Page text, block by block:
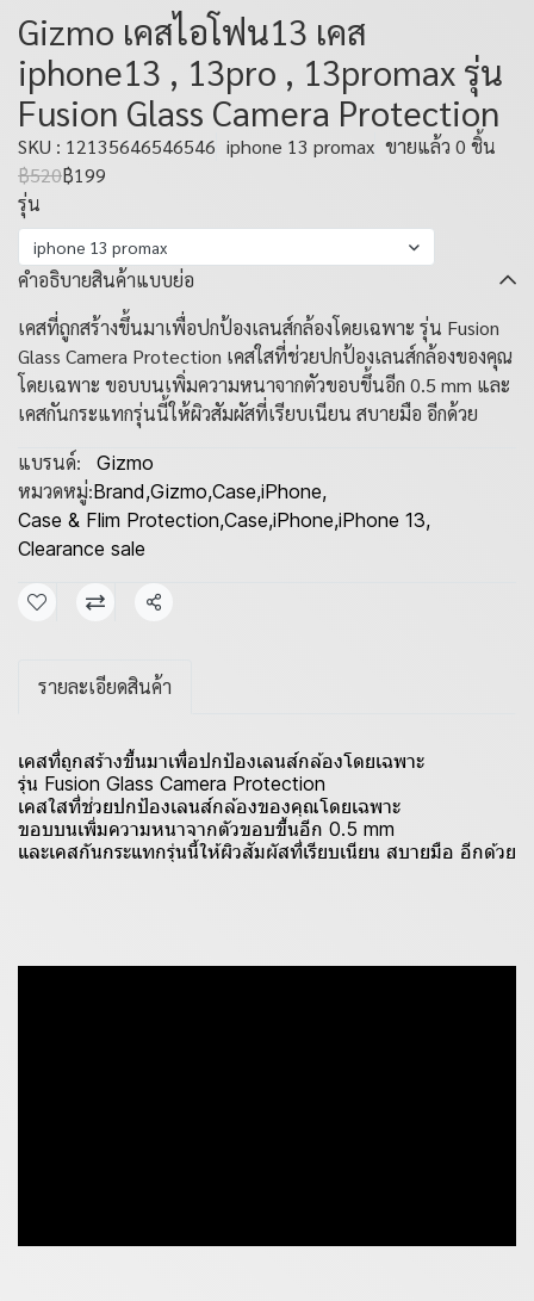
Gizmo เคสไอโฟน13 เคส
iphone13 , 13pro , 13promax รุ่น
Fusion Glass Camera Protection
SKU : 12135646546546 iphone 13 promax ขายแล้ว 0 ชิ้น
฿520฿199
รุ่น
iphone 13 promax
คำอธิบายสินค้าแบบย่อ
เคสที่ถูกสร้างขึ้นมาเพื่อปกป้องเลนส์กล้องโดยเฉพาะ รุ่น Fusion
Glass Camera Protection เคสใสที่ช่วยปกป้องเลนส์กล้องของคุณ
โดยเฉพาะ ขอบบนเพิ่มความหนาจากตัวขอบขึ้นอีก 0.5 mm และ
เคสกันกระแทกรุ่นนี้ให้ผิวสัมผัสที่เรียบเนียน สบายมือ อีกด้วย
แบรนด์:
Gizmo
หมวดหมู่:Brand,Gizmo,Case,iPhone,
Case & Flim Protection,Case,iPhone,iPhone 13,
Clearance sale
แชร์
รายละเอียดสินค้า
เคสที่ถูกสร้างขึ้นมาเพื่อปกป้องเลนส์กล้องโดยเฉพาะ
รุ่น Fusion Glass Camera Protection
เคสใสที่ช่วยปกป้องเลนส์กล้องของคุณโดยเฉพาะ
ขอบบนเพิ่มความหนาจากตัวขอบขึ้นอีก 0.5 mm
และเคสกันกระแทกรุ่นนี้ให้ผิวสัมผัสที่เรียบเนียน สบายมือ อีกด้วย